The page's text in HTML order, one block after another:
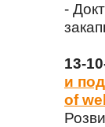
-
13-
и
of